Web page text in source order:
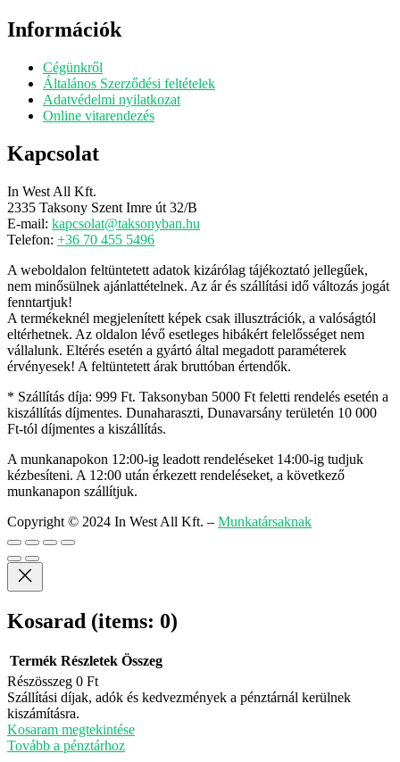
Információk
Cégünkről
Általános Szerződési feltételek
Adatvédelmi nyilatkozat
Online vitarendezés
Kapcsolat
In West All Kft.
2335 Taksony Szent Imre út 32/B
E-mail: kapcsolat@taksonyban.hu
Telefon: +36 70 455 5496
A weboldalon feltüntetett adatok kizárólag tájékoztató jellegűek,
nem minősülnek ajánlattételnek. Az ár és szállítási idő változás jogát
fenntartjuk!
A termékeknél megjelenített képek csak illusztrációk, a valóságtól
eltérhetnek. Az oldalon lévő esetleges hibákért felelősséget nem
vállalunk. Eltérés esetén a gyártó által megadott paraméterek
érvényesek! A feltüntetett árak bruttóban értendők.
* Szállítás díja: 999 Ft. Taksonyban 5000 Ft feletti rendelés esetén a
kiszállítás díjmentes. Dunaharaszti, Dunavarsány területén 10 000
Ft-tól díjmentes a kiszállítás.
A munkanapokon 12:00-ig leadott rendeléseket 14:00-ig tudjuk
kézbesíteni. A 12:00 után érkezett rendeléseket, a következő
munkanapon szállítjuk.
Copyright © 2024 In West All Kft. – Munkatársaknak
Kosarad (items: 0)
Termékek
a
kosárban
Termék Részletek Összeg
Részösszeg 0 Ft
Szállítási díjak, adók és kedvezmények a pénztárnál kerülnek
kiszámításra.
Kosaram megtekintése
Tovább a pénztárhoz